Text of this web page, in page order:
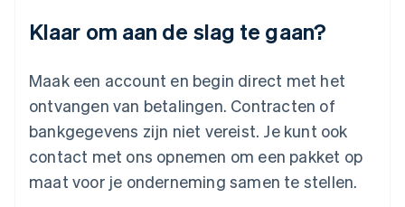
Klaar om aan de slag te gaan?
Maak een account en begin direct met het
ontvangen van betalingen. Contracten of
bankgegevens zijn niet vereist. Je kunt ook
contact met ons opnemen om een pakket op
maat voor je onderneming samen te stellen.
FrançaisDeutschEnglish
English
Malta
English
Mexico
Nederland
NederlandsEnglish